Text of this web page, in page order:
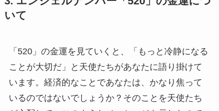
いて
「520」の金運を見ていくと、「もっと冷静になる
ことが大切だ」と天使たちがあなたに語り掛けて
います。経済的なことであなたは、かなり焦って
いるのではないでしょうか？そのことを天使たち